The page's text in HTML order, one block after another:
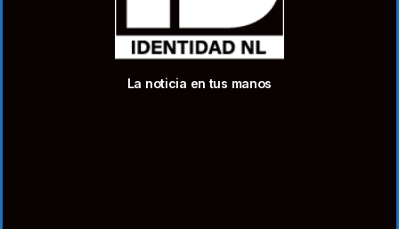
La noticia en tus manos